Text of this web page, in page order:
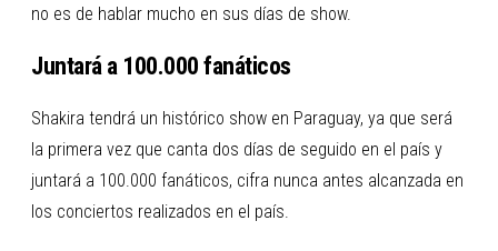
no es de hablar mucho en sus días de show.
Juntará a 100.000 fanáticos
Shakira tendrá un histórico show en Paraguay, ya que será
la primera vez que canta dos días de seguido en el país y
juntará a 100.000 fanáticos, cifra nunca antes alcanzada en
los conciertos realizados en el país.